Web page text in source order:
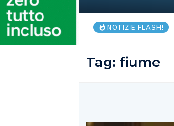
NOTIZIE FLASH!
Tag:fiume